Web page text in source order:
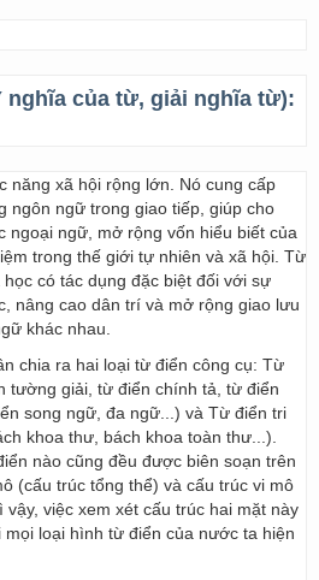
nghĩa của từ, giải nghĩa từ):
năng xã hội rộng lớn. Nó cung cấp
ngôn ngữ trong giao tiếp, giúp cho
ngoại ngữ, mở rộng vốn hiểu biết của
trong thế giới tự nhiên và xã hội. Từ
có tác dụng đặc biệt đối với sự
nâng cao dân trí và mở rộng giao lưu
khác nhau.
chia ra hai loại từ điển công cụ: Từ
tường giải, từ điển chính tả, từ điển
song ngữ, đa ngữ...) và Từ điển tri
khoa thư, bách khoa toàn thư...).
nào cũng đều được biên soạn trên
(cấu trúc tổng thể) và cấu trúc vi mô
việc xem xét cấu trúc hai mặt này
loại hình từ điển của nước ta hiện